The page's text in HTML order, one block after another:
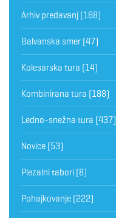
Arhiv predavanj (168)
Balvanska smer (47)
Kolesarska tura (14)
Kombinirana tura (188)
Ledno-snežna tura (437)
Novice (53)
Plezalni tabori (8)
Pohajkovanje (222)